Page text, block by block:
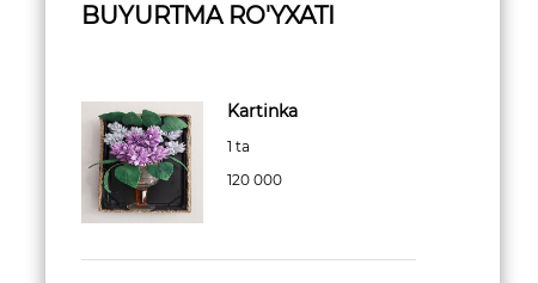
BUYURTMA RO'YXATI
Kartinka
1 ta
120 000